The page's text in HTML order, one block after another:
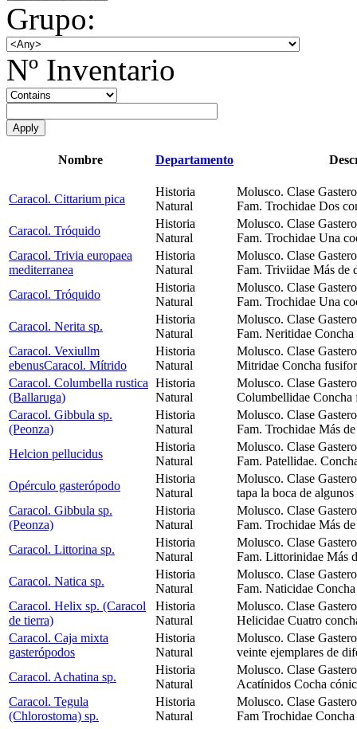
Grupo:
Nº Inventario
Nombre Departamento
Caracol. Cittarium pica
Historia
Natural
Molusco. Clase
Fam. Trochidae Dos
Caracol. Tróquido
Historia
Natural
Molusco. Clase
Fam. Trochidae Una
Caracol. Trivia europaea
mediterranea
Historia
Natural
Molusco. Clase
Fam. Triviidae Más de
Caracol. Tróquido
Historia
Natural
Molusco. Clase
Fam. Trochidae Una
Caracol. Nerita sp.
Historia
Natural
Molusco. Clase
Fam. Neritidae
Caracol. Vexiullm
ebenusCaracol. Mítrido
Historia
Natural
Molusco. Clase
Mitridae Concha
Caracol. Columbella rustica
(Ballaruga)
Historia
Natural
Molusco. Clase
Columbellidae Concha
Caracol. Gibbula sp.
(Peonza)
Historia
Natural
Molusco. Clase
Fam. Trochidae Más
Helcion pellucidus
Historia
Natural
Molusco. Clase
Fam. Patellidae.
Opérculo gasterópodo
Historia
Natural
Molusco. Clase
tapa la boca de
Caracol. Gibbula sp.
(Peonza)
Historia
Natural
Molusco. Clase
Fam. Trochidae Más
Caracol. Littorina sp.
Historia
Natural
Molusco. Clase
Fam. Littorinidae Más
Caracol. Natica sp.
Historia
Natural
Molusco. Clase
Fam. Naticidae
Caracol. Helix sp. (Caracol
de tierra)
Historia
Natural
Molusco. Clase
Helicidae Cuatro
Caracol. Caja mixta
gasterópodos
Historia
Natural
Molusco. Clase
veinte ejemplares de
Caracol. Achatina sp.
Historia
Natural
Molusco. Clase
Acatínidos Cocha
Caracol. Tegula
(Chlorostoma) sp.
Historia
Natural
Molusco. Clase
Fam Trochidae